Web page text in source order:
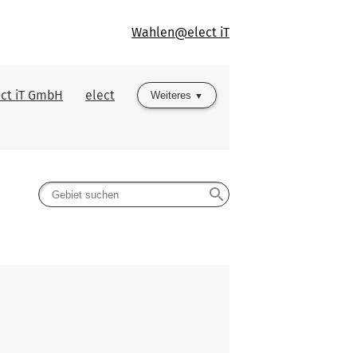
Wahlen@elect iT
iT GmbH elect Weiteres
search